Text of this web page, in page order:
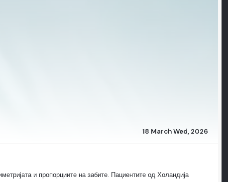
18 March Wed, 2026
и пропорциите на забите. Пациентите од Холандија